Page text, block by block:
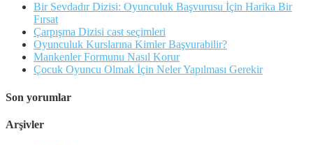
Bir Sevdadır Dizisi: Oyunculuk Başvurusu İçin Harika Bir
Fırsat
Çarpışma Dizisi cast seçimleri
Oyunculuk Kurslarına Kimler Başvurabilir?
Mankenler Formunu Nasıl Korur
Çocuk Oyuncu Olmak İçin Neler Yapılması Gerekir
Son yorumlar
Arşivler